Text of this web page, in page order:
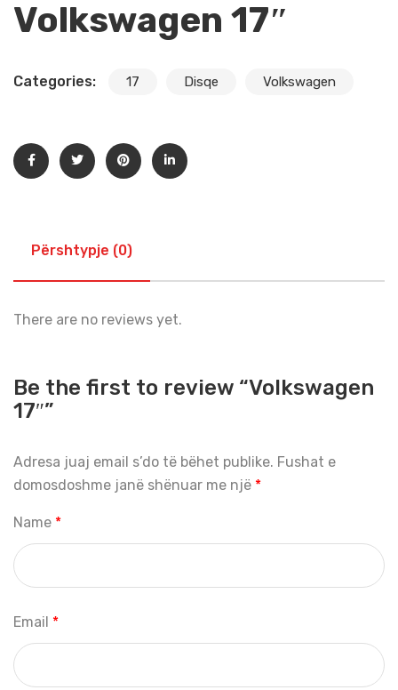
Volkswagen 17″
Categories: 17 Disqe Volkswagen
Përshtypje (0)
There are no reviews yet.
Be the first to review “Volkswagen
17″”
Adresa juaj email s’do të bëhet publike. Fushat e
domosdoshme janë shënuar me një *
Name *
Email *